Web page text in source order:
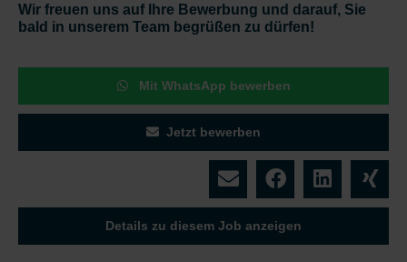
Wir freuen uns auf Ihre Bewerbung und darauf, Sie
bald in unserem Team begrüßen zu dürfen!
Mit WhatsApp bewerben
Jetzt bewerben
Details zu diesem Job anzeigen